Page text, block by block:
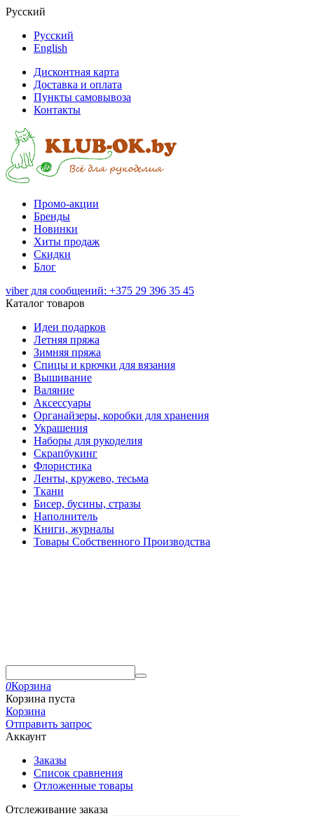
Русский
Русский
English
Дисконтная карта
Доставка и оплата
Пункты самовывоза
Контакты
Промо-акции
Бренды
Новинки
Хиты продаж
Скидки
Блог
viber для сообщений: +375 29 396 35 45
Каталог товаров
Идеи подарков
Летняя пряжа
Зимняя пряжа
Спицы и крючки для вязания
Вышивание
Валяние
Аксессуары
Органайзеры, коробки для хранения
Украшения
Наборы для рукоделия
Скрапбукинг
Флористика
Ленты, кружево, тесьма
Ткани
Бисер, бусины, стразы
Наполнитель
Книги, журналы
Товары Собственного Производства
0Корзина
Корзина пуста
Корзина
Отправить запрос
Аккаунт
Заказы
Список сравнения
Отложенные товары
Отслеживание заказа